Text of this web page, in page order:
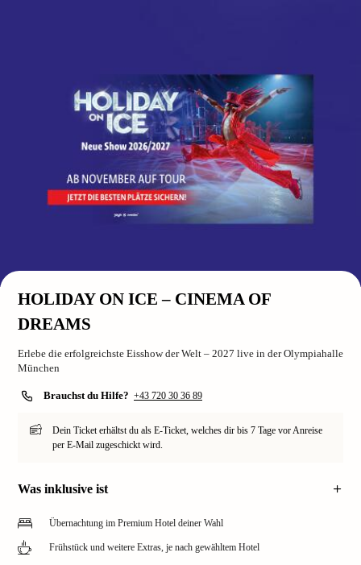
HOLIDAY ON ICE – CINEMA OF
DREAMS
Erlebe die erfolgreichste Eisshow der Welt – 2027 live in der Olympiahalle
München
Brauchst du Hilfe? +43 720 30 36 89
Dein Ticket erhältst du als E-Ticket, welches dir bis 7 Tage vor Anreise
per E-Mail zugeschickt wird.
Was inklusive ist
Übernachtung im Premium Hotel deiner Wahl
Frühstück und weitere Extras, je nach gewähltem Hotel